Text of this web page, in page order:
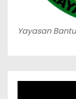
Yayasan